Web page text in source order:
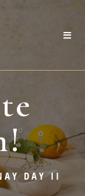
DAY II